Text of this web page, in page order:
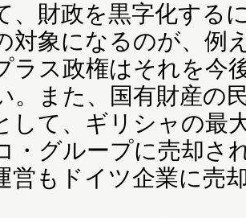
財政を黒字化する
対象になるのが、例
ラス政権はそれを今
。また、国有財産の
して、ギリシャの最
・グループに売却さ
営もドイツ企業に売